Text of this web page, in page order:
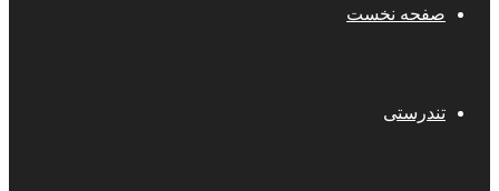
صفحه نخست
تندرستی